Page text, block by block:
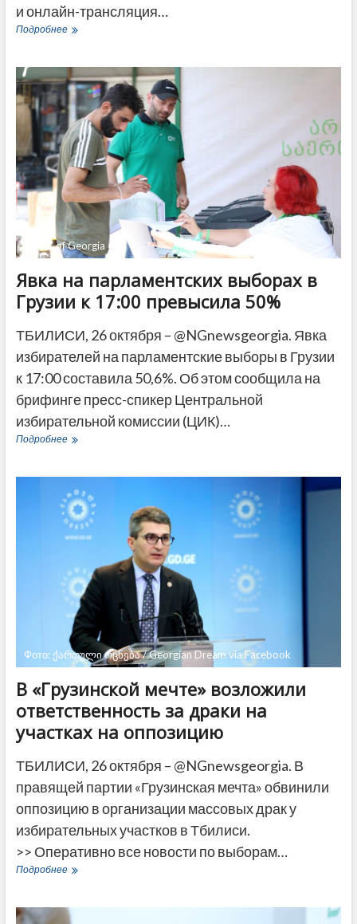
и онлайн-трансляция…
ПодробнееВо
правительства
в
Тбилиси
заметили
спецназ
@CEC of Georgia
Явка на парламентских выборах в
Грузии к 17:00 превысила 50%
ТБИЛИСИ, 26 октября – @NGnewsgeorgia. Явка
избирателей на парламентские выборы в Грузии
к 17:00 составила 50,6%. Об этом сообщила на
брифинге пресс-спикер Центральной
избирательной комиссии (ЦИК)…
ПодробнееЯвка
выборах
в
Грузии
к
17:00
50%
Фото: ქართული ოცნება / Georgian Dream via Facebook
В «Грузинской мечте» возложили
ответственность за драки на
участках на оппозицию
ТБИЛИСИ, 26 октября – @NGnewsgeorgia. В
правящей партии «Грузинская мечта» обвинили
оппозицию в организации массовых драк у
избирательных участков в Тбилиси.
>> Оперативно все новости по выборам…
ПодробнееВ
возложили